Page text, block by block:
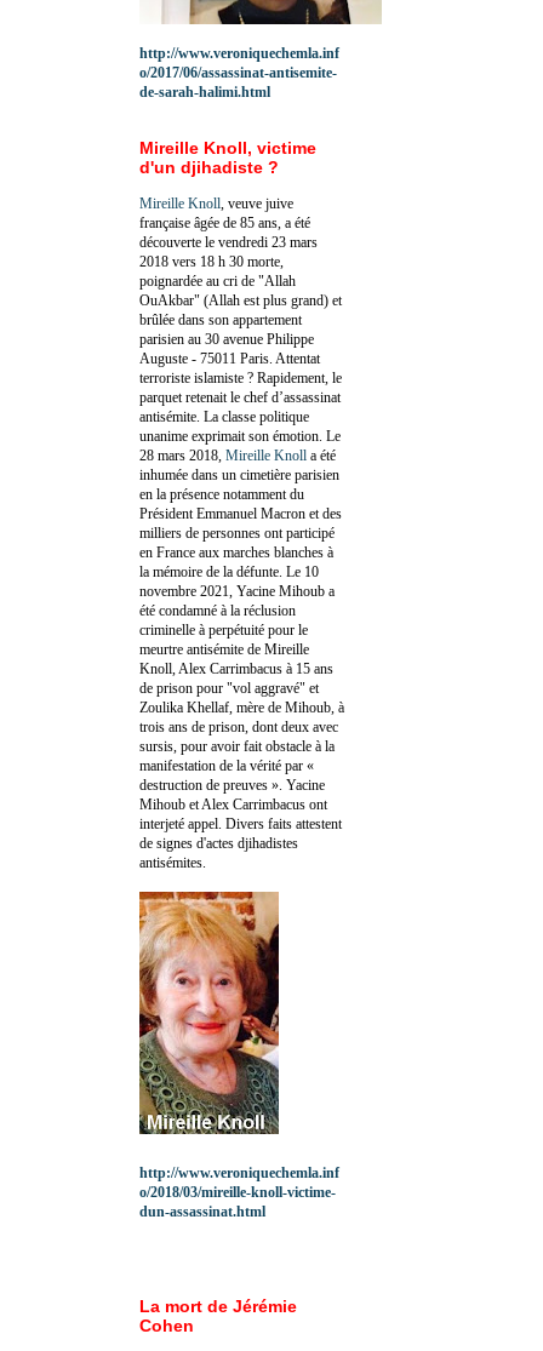
http://www.veroniquechemla.inf
o/2017/06/assassinat-antisemite-
de-sarah-halimi.html
Mireille Knoll, victime
d'un djihadiste ?
Mireille Knoll , veuve juive
française âgée de 85 ans, a été
découverte le vendredi 23 mars
2018 vers 18 h 30 morte,
poignardée au cri de "Allah
OuAkbar" (Allah est plus grand) et
brûlée dans son appartement
parisien au 30 avenue Philippe
Auguste - 75011 Paris. Attentat
terroriste islamiste ? Rapidement, le
parquet retenait le chef d’assassinat
antisémite. La classe politique
unanime exprimait son émotion. Le
28 mars 2018, Mireille Knoll a été
inhumée dans un cimetière parisien
en la présence notamment du
Président Emmanuel Macron et des
milliers de personnes ont participé
en France aux marches blanches à
la mémoire de la défunte. Le 10
novembre 2021, Yacine Mihoub a
été condamné à la réclusion
criminelle à perpétuité pour le
meurtre antisémite de Mireille
Knoll, Alex Carrimbacus à 15 ans
de prison pour "vol aggravé" et
Zoulika Khellaf, mère de Mihoub, à
trois ans de prison, dont deux avec
sursis, pour avoir fait obstacle à la
manifestation de la vérité par «
destruction de preuves ». Yacine
Mihoub et Alex Carrimbacus ont
interjeté appel. Divers faits attestent
de signes d'actes djihadistes
antisémites.
http://www.veroniquechemla.inf
o/2018/03/mireille-knoll-victime-
dun-assassinat.html
La mort de Jérémie
Cohen